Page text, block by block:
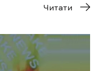
Читати